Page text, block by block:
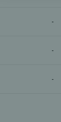
-
-
-